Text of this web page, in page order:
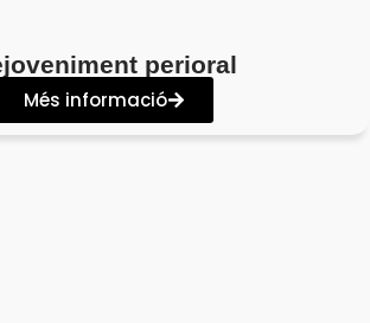
perioral
Més informació